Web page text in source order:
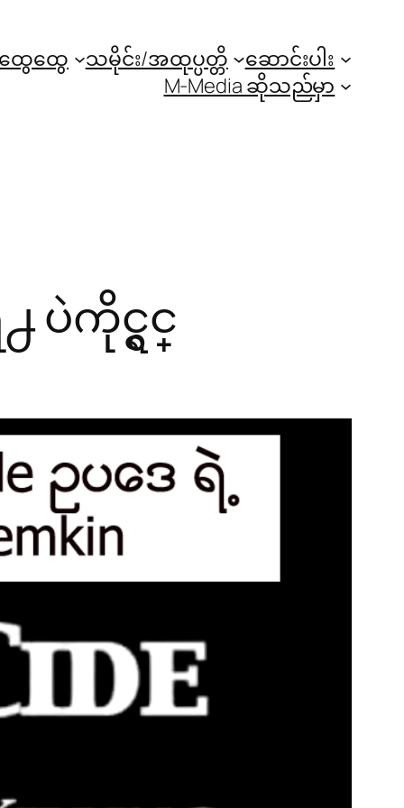
ေထွေ သမိုင်း/အထုပ္ပတ္တိ
ဆောင်းပါး
M-Media ဆိုသည်မှာ
ပဲကိုင္ရွင္